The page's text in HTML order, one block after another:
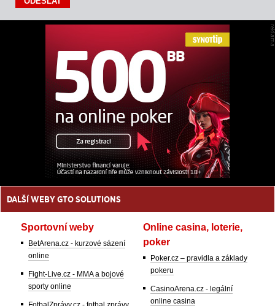
DALŠÍ WEBY GTO SOLUTIONS
Sportovní weby
BetArena.cz - kurzové sázení
online
Fight-Live.cz - MMA a bojové
sporty online
Online casina, loterie,
poker
Poker.cz – pravidla a základy
pokeru
CasinoArena.cz - legální
online casina